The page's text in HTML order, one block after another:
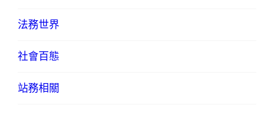
法務世界
社會百態
站務相關